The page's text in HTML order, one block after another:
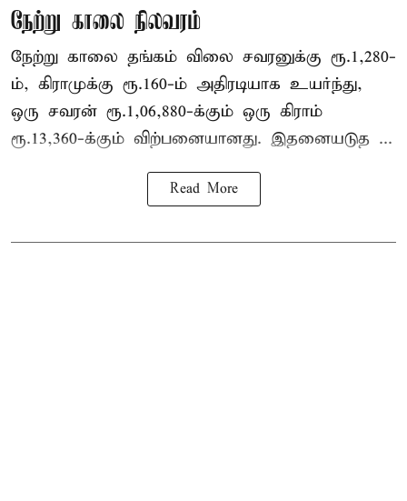
நேற்று காலை நிலவரம்
நேற்று காலை தங்கம் விலை சவரனுக்கு ரூ.1,280-
ம், கிராமுக்கு ரூ.160-ம் அதிரடியாக உயர்ந்து,
ஒரு சவரன் ரூ.1,06,880-க்கும் ஒரு கிராம்
ரூ.13,360-க்கும் விற்பனையானது. இதனையடுத ...
Read More